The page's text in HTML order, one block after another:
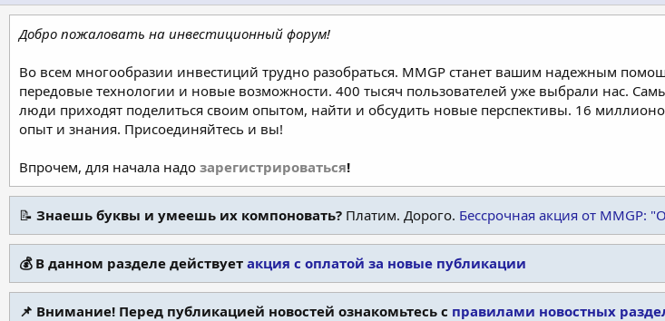
Добро пожаловать на инвестиционный форум!
Во всем многообразии инвестиций трудно разобраться. MMGP станет вашим надежным
передовые технологии и новые возможности. 400 тысяч пользователей уже выбрали нас.
люди приходят поделиться своим опытом, найти и обсудить новые перспективы. 16
опыт и знания. Присоединяйтесь и вы!
Впрочем, для начала надо зарегистрироваться!
📝 Знаешь буквы и умеешь их компоновать? Платим. Дорого. Бессрочная акция от
💰 В данном разделе действует акция с оплатой за новые публикации
📌 Внимание! Перед публикацией новостей ознакомьтесь с правилами новостных